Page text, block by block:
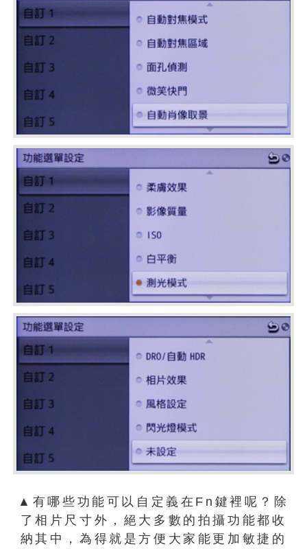
▲有哪些功能可以自定義在Fn鍵裡呢？除
了相片尺寸外，絕大多數的拍攝功能都收
納其中，為得就是方便大家能更加敏捷的